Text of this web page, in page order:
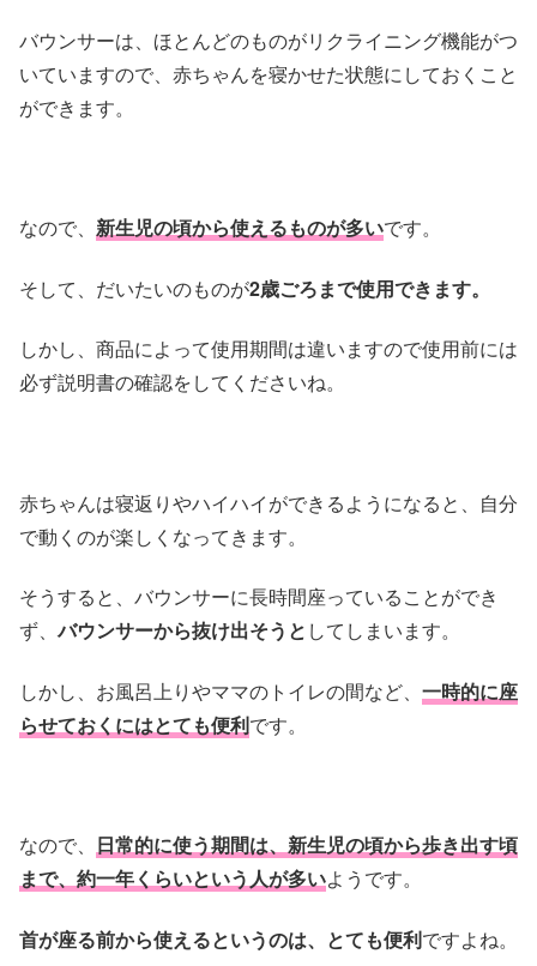
バウンサーは、ほとんどのものがリクライニング機能がつ
いていますので、赤ちゃんを寝かせた状態にしておくこと
ができます。
なので、 新生児の頃から使えるものが多いです。
そして、だいたいのものが2歳ごろまで使用できます。
しかし、商品によって使用期間は違いますので使用前には
必ず説明書の確認をしてくださいね。
赤ちゃんは寝返りやハイハイができるようになると、自分
で動くのが楽しくなってきます。
そうすると、バウンサーに長時間座っていることができ
ず、バウンサーから抜け出そうと してしまいます。
しかし、お風呂上りやママのトイレの間など、 一時的に座
らせておくにはとても便利です。
なので、 日常的に使う期間は、新生児の頃から歩き出す頃
まで、約一年くらいという人が多いようです。
首が座る前から使えるというのは、とても便利ですよね。